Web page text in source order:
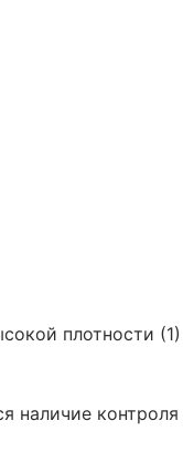
плотности
наличие